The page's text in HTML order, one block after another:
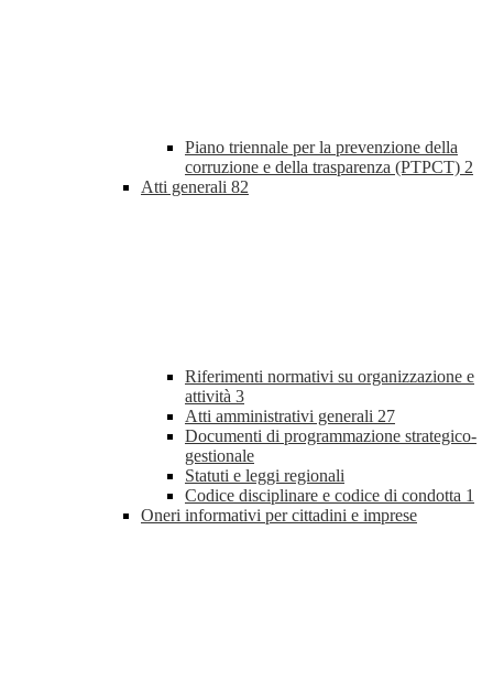
Piano triennale per la prevenzione della
corruzione e della trasparenza (PTPCT) 2
Atti generali 82
Riferimenti normativi su organizzazione e
attività 3
Atti amministrativi generali 27
Documenti di programmazione strategico-
gestionale
Statuti e leggi regionali
Codice disciplinare e codice di condotta 1
Oneri informativi per cittadini e imprese